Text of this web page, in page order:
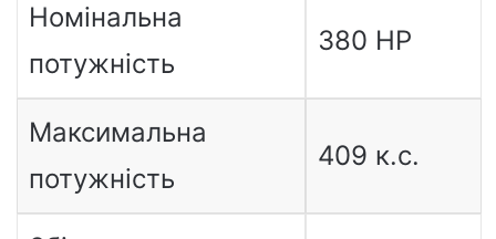
Номінальна
потужність
380 HP
Максимальна
потужність
409 к.с.